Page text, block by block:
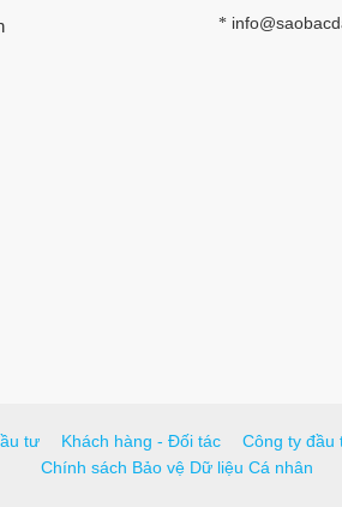
*
tư Khách hàng - Đối tác Công ty đầu
Chính sách Bảo vệ Dữ liệu Cá nhân